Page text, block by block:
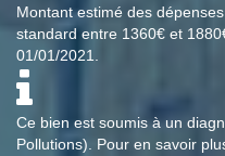
Montant estimé des
standard entre 1360€ et
01/01/2021.
Ce bien est soumis à un
Pollutions). Pour en savoir